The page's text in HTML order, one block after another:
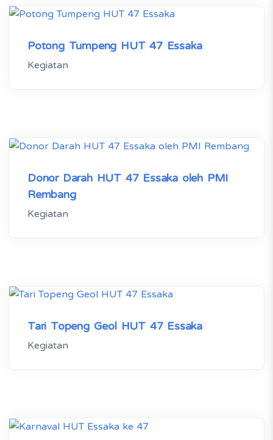
Potong Tumpeng HUT 47 Essaka
Kegiatan
Donor Darah HUT 47 Essaka oleh PMI
Rembang
Kegiatan
Tari Topeng Geol HUT 47 Essaka
Kegiatan